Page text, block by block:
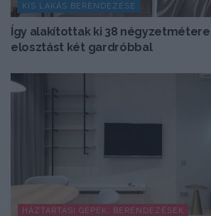
KIS LAKÁS BERENDEZÉSE
Így alakítottak ki 38
elosztást két gardróbbal
HÁZTARTÁSI GÉPEK, BERENDEZÉSEK